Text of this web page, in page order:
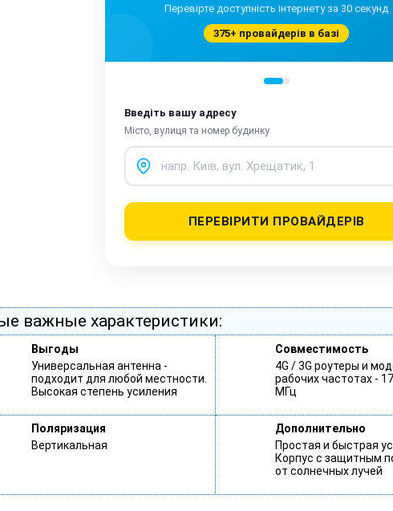
Перевірте доступність інтернету за 30 секунд
375+ провайдерів в базі
Введіть вашу адресу
Місто, вулиця та номер будинку
ПЕРЕВІРИТИ ПРОВАЙДЕРІВ
важные характеристики:
Выгоды
Универсальная антенна -
подходит для любой местности.
Высокая степень усиления
Совместимость
4G / 3G роутеры и
рабочих частотах -
МГц
Поляризация
Вертикальная
Дополнительно
Простая и быстрая
Корпус с защитным
от солнечных лучей